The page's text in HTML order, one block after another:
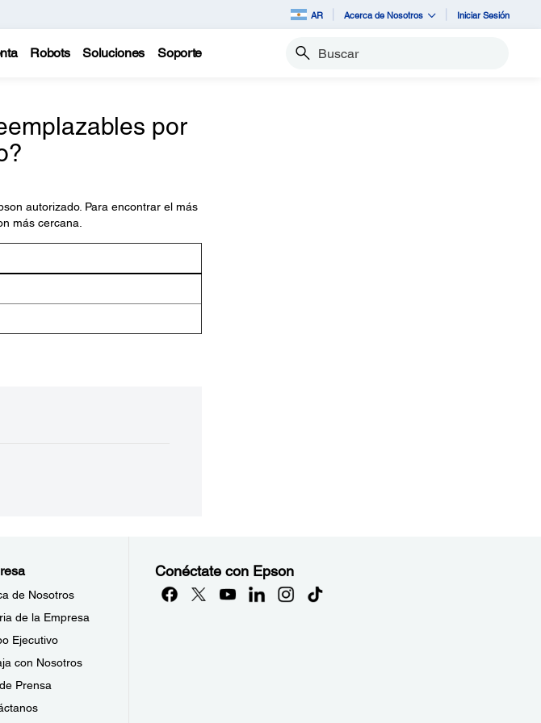
AR Acerca de Nosotros Iniciar Sesión
Robots Soluciones Soporte Buscar
por
autorizado. Para encontrar el más
más cercana.
de Nosotros
de la Empresa
Ejecutivo
con Nosotros
Prensa
Conéctate con Epson